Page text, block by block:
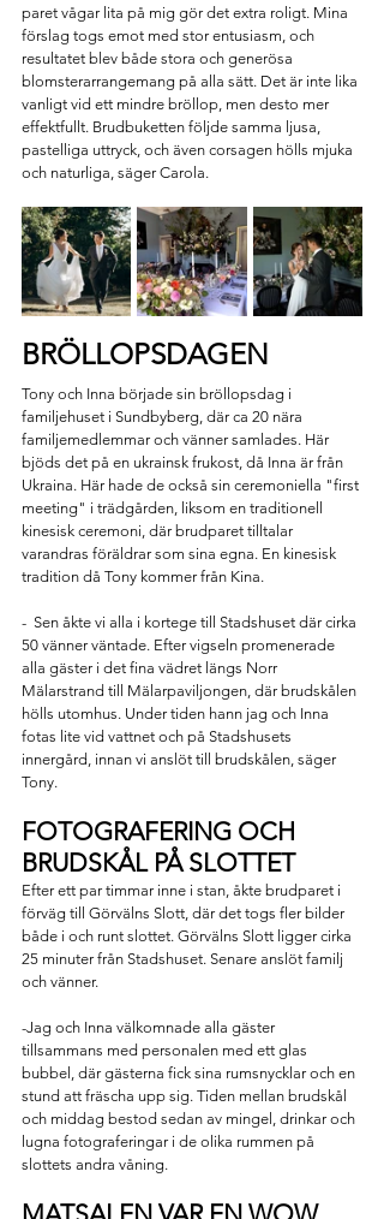
paret vågar lita på mig gör det extra roligt. Mina
förslag togs emot med stor entusiasm, och
resultatet blev både stora och generösa
blomsterarrangemang på alla sätt. Det är inte lika
vanligt vid ett mindre bröllop, men desto mer
effektfullt. Brudbuketten följde samma ljusa,
pastelliga uttryck, och även corsagen hölls mjuka
och naturliga, säger Carola.
BRÖLLOPSDAGEN
Tony och Inna började sin bröllopsdag i
familjehuset i Sundbyberg, där ca 20 nära
familjemedlemmar och vänner samlades. Här
bjöds det på en ukrainsk frukost, då Inna är från
Ukraina. Här hade de också sin ceremoniella "first
meeting" i trädgården, liksom en traditionell
kinesisk ceremoni, där brudparet tilltalar
varandras föräldrar som sina egna. En kinesisk
tradition då Tony kommer från Kina.
- Sen åkte vi alla i kortege till Stadshuset där cirka
50 vänner väntade. Efter vigseln promenerade
alla gäster i det fina vädret längs Norr
Mälarstrand till Mälarpaviljongen, där brudskålen
hölls utomhus. Under tiden hann jag och Inna
fotas lite vid vattnet och på Stadshusets
innergård, innan vi anslöt till brudskålen, säger
Tony.
FOTOGRAFERING OCH
BRUDSKÅL PÅ SLOTTET
Efter ett par timmar inne i stan, åkte brudparet i
förväg till Görvälns Slott, där det togs fler bilder
både i och runt slottet. Görvälns Slott ligger cirka
25 minuter från Stadshuset. Senare anslöt familj
och vänner.
-Jag och Inna välkomnade alla gäster
tillsammans med personalen med ett glas
bubbel, där gästerna fick sina rumsnycklar och en
stund att fräscha upp sig. Tiden mellan brudskål
och middag bestod sedan av mingel, drinkar och
lugna fotograferingar i de olika rummen på
slottets andra våning.